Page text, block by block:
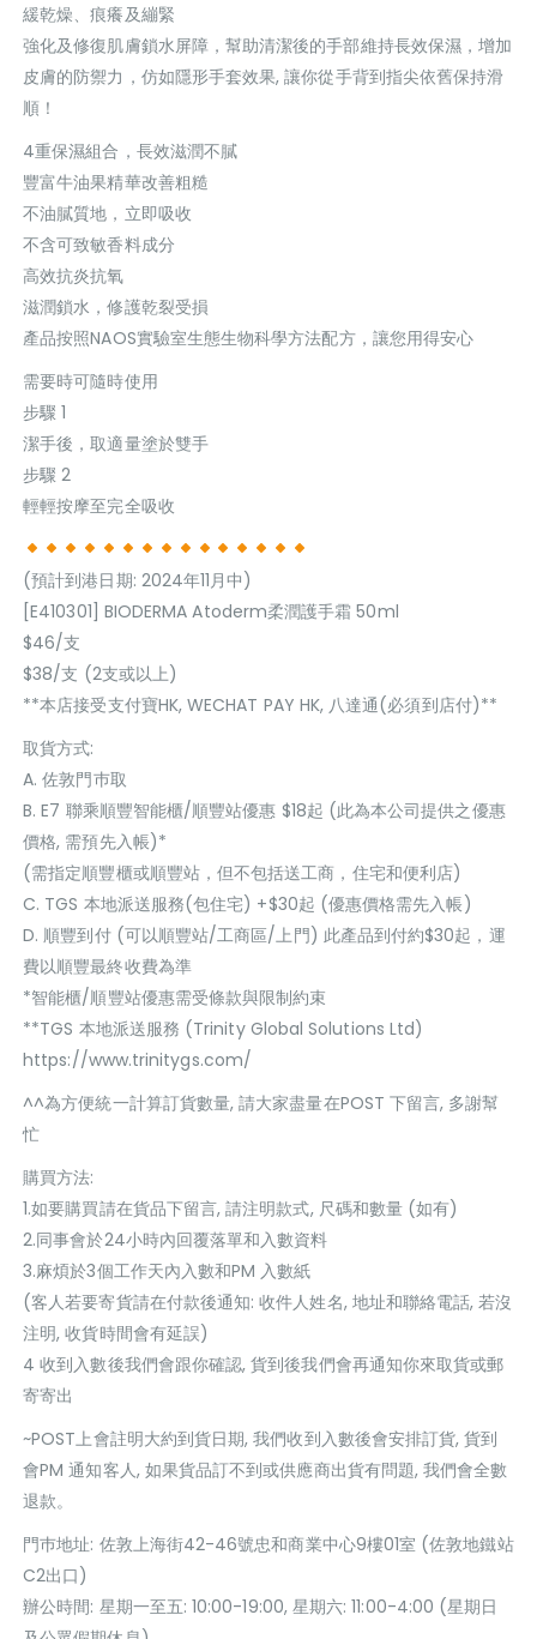
緩乾燥、痕癢及繃緊
強化及修復肌膚鎖水屏障，幫助清潔後的手部維持長效保濕，增加
皮膚的防禦力，仿如隱形手套效果, 讓你從手背到指尖依舊保持滑
順！
4重保濕組合，長效滋潤不膩
豐富牛油果精華改善粗糙
不油膩質地，立即吸收
不含可致敏香料成分
高效抗炎抗氧
滋潤鎖水，修護乾裂受損
產品按照NAOS實驗室生態生物科學方法配方，讓您用得安心
需要時可隨時使用
步驟 1
潔手後，取適量塗於雙手
步驟 2
輕輕按摩至完全吸收
(預計到港日期: 2024年11月中)
[E410301] BIODERMA Atoderm柔潤護手霜 50ml
$46/支
$38/支 (2支或以上)
**本店接受支付寶HK, WECHAT PAY HK, 八達通(必須到店付)**
取貨方式:
A. 佐敦門巿取
B. E7 聯乘順豐智能櫃/順豐站優惠 $18起 (此為本公司提供之優惠
價格, 需預先入帳)*
(需指定順豐櫃或順豐站，但不包括送工商，住宅和便利店)
C. TGS 本地派送服務(包住宅) +$30起 (優惠價格需先入帳)
D. 順豐到付 (可以順豐站/工商區/上門) 此產品到付約$30起，運
費以順豐最終收費為準
*智能櫃/順豐站優惠需受條款與限制約束
**TGS 本地派送服務 (Trinity Global Solutions Ltd)
https://www.trinitygs.com/
^^為方便統一計算訂貨數量, 請大家盡量在POST 下留言, 多謝幫
忙
購買方法:
1.如要購買請在貨品下留言, 請注明款式, 尺碼和數量 (如有)
2.同事會於24小時內回覆落單和入數資料
3.麻煩於3個工作天內入數和PM 入數紙
(客人若要寄貨請在付款後通知: 收件人姓名, 地址和聯絡電話, 若沒
注明, 收貨時間會有延誤)
4 收到入數後我們會跟你確認, 貨到後我們會再通知你來取貨或郵
寄寄出
~POST上會註明大約到貨日期, 我們收到入數後會安排訂貨, 貨到
會PM 通知客人, 如果貨品訂不到或供應商出貨有問題, 我們會全數
退款。
門巿地址: 佐敦上海街42-46號忠和商業中心9樓01室 (佐敦地鐵站
C2出口)
辦公時間: 星期一至五: 10:00-19:00, 星期六: 11:00-4:00 (星期日